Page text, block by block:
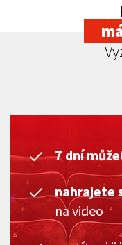
7 dní
nahrajete
na video